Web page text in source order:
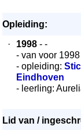
Opleiding:
·
1998 - -
- van voor
- opleiding:
Eindhoven
- leerling:
Lid van /